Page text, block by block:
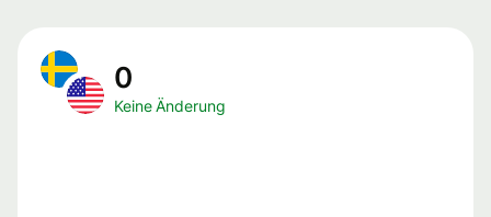
0
Keine Änderung